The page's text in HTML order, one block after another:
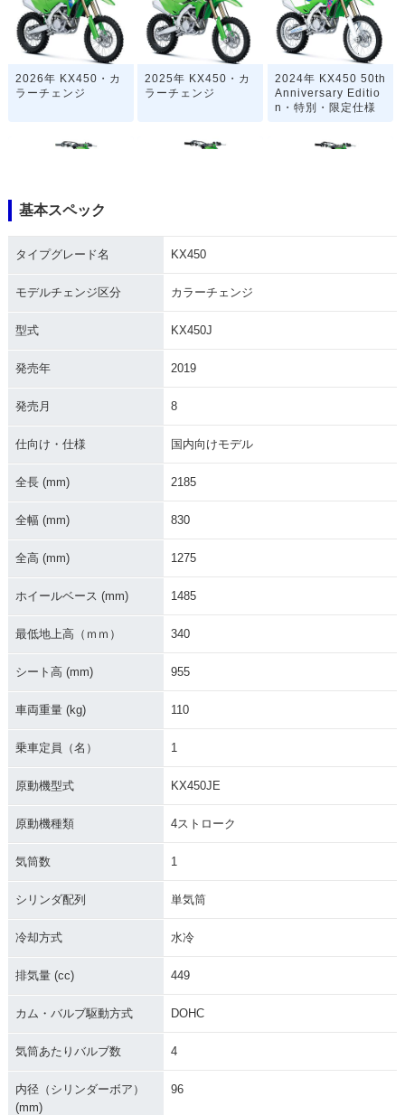
2026年 KX450・カ
ラーチェンジ
2025年 KX450・カ
ラーチェンジ
2024年 KX450 50th
Anniversary Editio
n・特別・限定仕様
ルモデルチェンジ
ラーチェンジ
2021年 KX450・マ
イナーチェンジ
ラーチェンジ
基本スペック
タイプグレード名 KX450
モデルチェンジ区分 カラーチェンジ
型式 KX450J
発売年 2019
発売月 8
仕向け・仕様 国内向けモデル
全長 (mm) 2185
全幅 (mm) 830
全高 (mm) 1275
ホイールベース (mm) 1485
最低地上高（ｍｍ） 340
シート高 (mm) 955
車両重量 (kg) 110
乗車定員（名） 1
原動機型式 KX450JE
原動機種類 4ストローク
気筒数 1
シリンダ配列 単気筒
冷却方式 水冷
排気量 (cc) 449
カム・バルブ駆動方式 DOHC
気筒あたりバルブ数 4
内径（シリンダーボア）
(mm)
96